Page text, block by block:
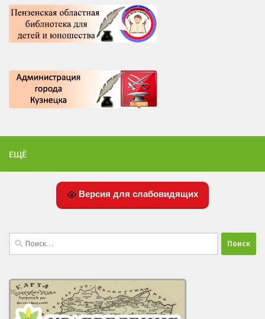
ЕЩЁ
Версия для слабовидящих
Найти: